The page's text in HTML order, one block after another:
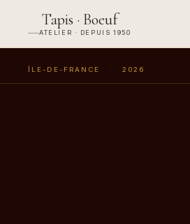
Tapis · Boeuf
ATELIER · DEPUIS 1950
ÎLE-DE-FRANCE · 2026